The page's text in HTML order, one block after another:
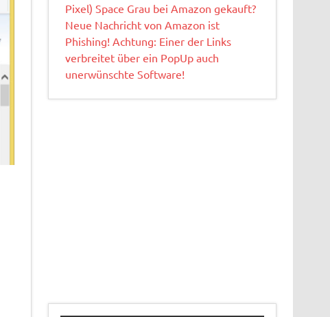
Pixel) Space Grau bei Amazon gekauft?
Neue Nachricht von Amazon ist
Phishing! Achtung: Einer der Links
verbreitet über ein PopUp auch
unerwünschte Software!